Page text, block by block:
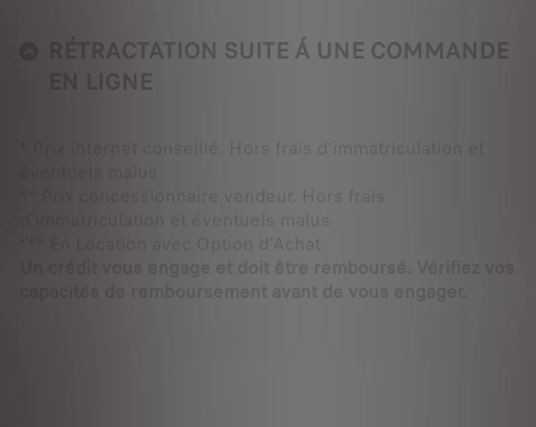
RÉTRACTATION SUITE Á UNE COMMANDE
EN LIGNE